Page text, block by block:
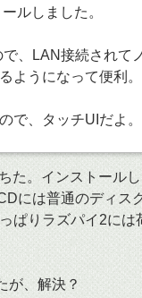
ルしました。
、LAN接続されて
ようになって便利。
で、タッチUIだよ。
た。インストール
には普通のディス
ぱりラズパイ2には
が、解決？